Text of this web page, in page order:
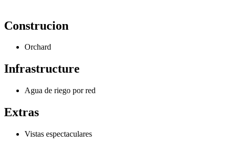
Construcion
Orchard
Infrastructure
Agua de riego por red
Extras
Vistas espectaculares